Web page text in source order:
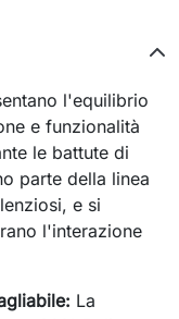
l'equilibrio
e funzionalità
le battute di
parte della linea
e si
l'interazione
La